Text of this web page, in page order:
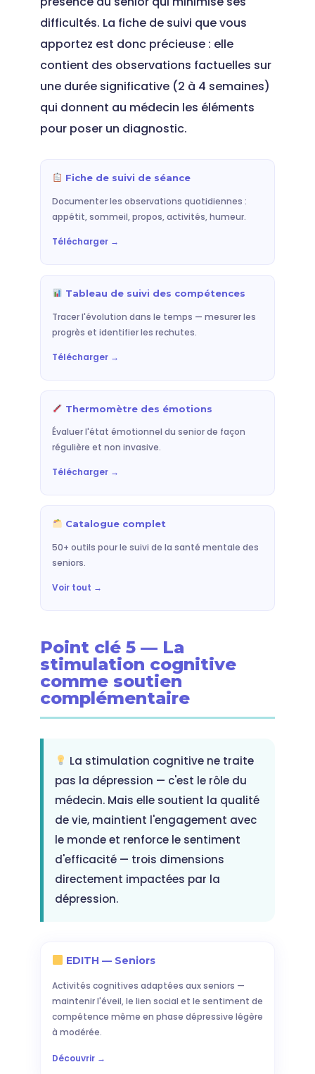
difficultés. La fiche de suivi que vous
apportez est donc précieuse : elle
contient des observations factuelles sur
une durée significative (2 à 4 semaines)
qui donnent au médecin les éléments
pour poser un diagnostic.
Fiche de suivi de séance
Documenter les observations quotidiennes :
appétit, sommeil, propos, activités, humeur.
Télécharger →
Tableau de suivi des compétences
Tracer l'évolution dans le temps — mesurer les
progrès et identifier les rechutes.
Télécharger →
Thermomètre des émotions
Évaluer l'état émotionnel du senior de façon
régulière et non invasive.
Télécharger →
Catalogue complet
50+ outils pour le suivi de la santé mentale des
seniors.
Voir tout →
Point clé 5 — La
stimulation cognitive
comme soutien
complémentaire
La stimulation cognitive ne traite
pas la dépression — c'est le rôle du
médecin. Mais elle soutient la qualité
de vie, maintient l'engagement avec
le monde et renforce le sentiment
d'efficacité — trois dimensions
directement impactées par la
dépression.
EDITH — Seniors
Activités cognitives adaptées aux seniors —
maintenir l'éveil, le lien social et le sentiment de
compétence même en phase dépressive légère
à modérée.
Découvrir →